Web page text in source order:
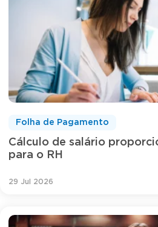
Cálculo de salário
para o RH
Folha de Pagamento
29 Jul 2026